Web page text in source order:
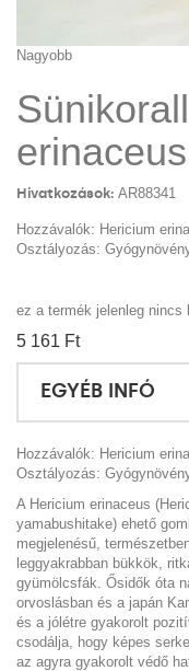
Nagyobb
Hivatkozások: AR88341
Hozzávalók: Hericium
Osztályozás:
ez a termék jelenleg nincs
5 161 Ft‎
EGYÉB INFÓ
Hozzávalók: Hericium
Osztályozás:
A Hericium erinaceus
yamabushitake) ehető
megjelenésű,
leggyakrabban bükkök,
gyümölcsfák. Ősidők óta
orvoslásban és a japán
és a jólétre gyakorolt
csodálja, hogy képes
az agyra gyakorolt védő